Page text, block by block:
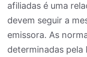
afiliadas é uma
devem seguir a
emissora. As
determinadas pela